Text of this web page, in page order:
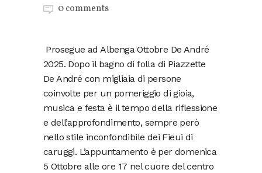
0 comments
Prosegue ad Albenga Ottobre De André
2025. Dopo il bagno di folla di Piazzette
De André con migliaia di persone
coinvolte per un pomeriggio di gioia,
musica e festa è il tempo della riflessione
e dell’approfondimento, sempre però
nello stile inconfondibile dei Fieui di
caruggi. L’appuntamento è per domenica
5 Ottobre alle ore 17 nel cuore del centro